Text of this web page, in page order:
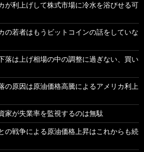
が利上げして株式市場に冷水を浴びせる可
の若者はもうビットコインの話をしていな
落は上げ相場の中の調整に過ぎない、買い
の原因は原油価格高騰によるアメリカ利上
家が失業率を監視するのは無駄
の戦争による原油価格上昇はこれからも続